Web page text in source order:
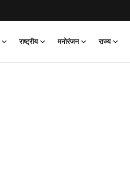
राष्ट्रीय मनोरंजन राज्य